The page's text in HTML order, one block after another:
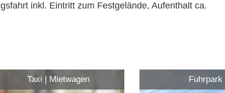
inkl. Eintritt zum Festgelände, Aufenthalt ca.
Taxi | Mietwagen Fuhrpark